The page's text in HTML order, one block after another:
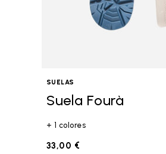
SUELAS
Suela Fourà
+ 1 colores
33,00 €